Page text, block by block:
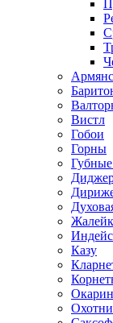
Вистл
Гобои
Горны
Казу